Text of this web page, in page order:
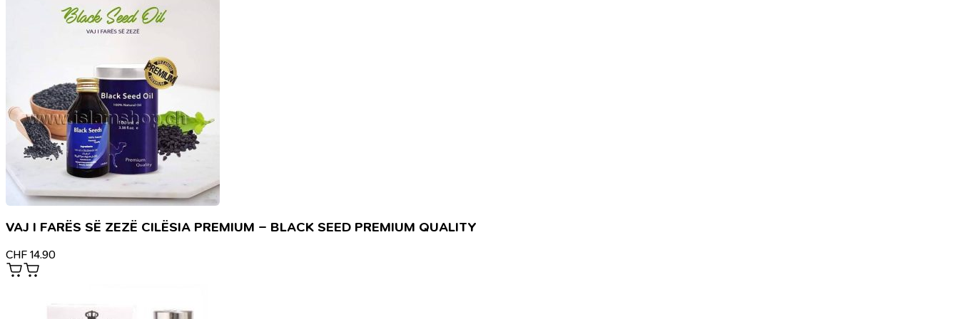
VAJ I FARËS SË ZEZË CILËSIA PREMIUM – BLACK SEED PREMIUM QUALITY
CHF 14.90